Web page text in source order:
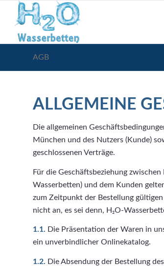
AGB
ALLGEMEINE
Die allgemeinen
München und des Nutzers (Kunde)
geschlossenen Verträge.
Für die Geschäftsbeziehung
Wasserbetten) und dem Kunden
zum Zeitpunkt der Bestellung
nicht an, es sei denn, H₂O-
1.1. Die Präsentation der Waren in
ein unverbindlicher Onlinekatalog.
1.2. Die Absendung der Bestellung